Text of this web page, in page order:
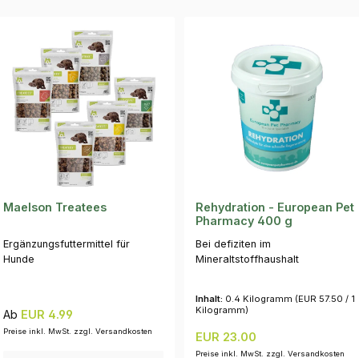
Maelson Treatees
Ergänzungsfuttermittel für
Hunde
Regulärer Preis:
Ab EUR 4.99
Preise inkl. MwSt. zzgl. Versandkosten
Rehydration - European Pet
Pharmacy 400 g
Bei defiziten im
Mineraltstoffhaushalt
Inhalt: 0.4 Kilogramm (EUR 57.50 / 1
Kilogramm)
Regulärer Preis:
EUR 23.00
Preise inkl. MwSt. zzgl. Versandkosten